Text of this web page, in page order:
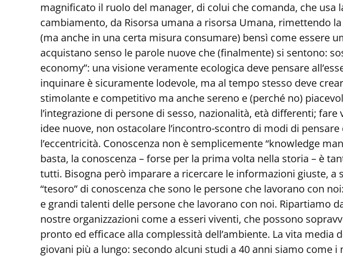
magnificato il ruolo del manager, di colui che comanda, che
cambiamento, da Risorsa umana a risorsa Umana, rimettendo
(ma anche in una certa misura consumare) bensì come essere
acquistano senso le parole nuove che (finalmente) si sentono:
economy”: una visione veramente ecologica deve pensare
inquinare è sicuramente lodevole, ma al tempo stesso deve
stimolante e competitivo ma anche sereno e (perché no)
l’integrazione di persone di sesso, nazionalità, età differenti;
idee nuove, non ostacolare l’incontro-scontro di modi di
l’eccentricità. Conoscenza non è semplicemente “knowledge
basta, la conoscenza – forse per la prima volta nella storia – è
tutti. Bisogna però imparare a ricercare le informazioni giuste,
“tesoro” di conoscenza che sono le persone che lavorano con
e grandi talenti delle persone che lavorano con noi. Ripartiamo
nostre organizzazioni come a esseri viventi, che possono
pronto ed efficace alla complessità dell’ambiente. La vita media
giovani più a lungo: secondo alcuni studi a 40 anni siamo come